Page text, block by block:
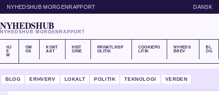
NYHEDSHUB MORGENRAPPORT DANSK
NYHEDSHUB
NYHEDSHUB MORGENRAPPORT
HJ
E
M
OM
OS
KONT
AKT
HIST
ORIE
PRIVATLIVSP
OLITIK
COOKIEPO
LITIK
NYHEDS
BREV
BL
OG
BLOG ERHVERV LOKALT POLITIK TEKNOLOGI VERDEN